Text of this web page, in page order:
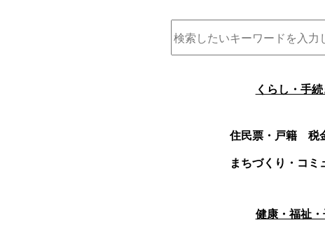
くらし・手続
住民票・戸籍 税
まちづくり・コミ
健康・福祉